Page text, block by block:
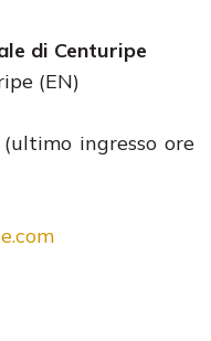
di Centuripe
(EN)
ingresso ore